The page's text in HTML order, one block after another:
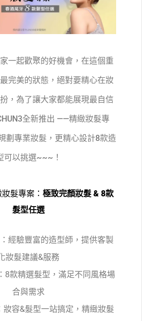
一起歡聚的好機會，在這個重
完美的狀態，絕對要精心在妝
，為了讓大家都能展現最自信
全新推出 ——精緻妝髮專
劃專業妝髮，更精心設計8款造
可以挑選~~~！
髮專案： 極致完顏妝髮 & 8款
髮型任選
經驗豐富的造型師，提供客製
妝髮建議&服務
8款精選髮型，滿足不同風格場
合與需求
妝容&髮型一站搞定，精緻妝髮